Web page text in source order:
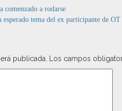
comenzado a rodarse
tema del ex participante de OT
publicada. Los campos